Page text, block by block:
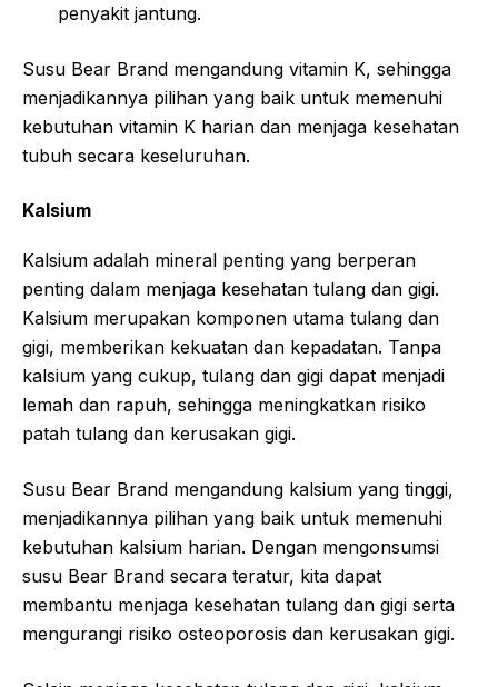
penyakit jantung.
Susu Bear Brand mengandung vitamin K, sehingga
menjadikannya pilihan yang baik untuk memenuhi
kebutuhan vitamin K harian dan menjaga kesehatan
tubuh secara keseluruhan.
Kalsium
Kalsium adalah mineral penting yang berperan
penting dalam menjaga kesehatan tulang dan gigi.
Kalsium merupakan komponen utama tulang dan
gigi, memberikan kekuatan dan kepadatan. Tanpa
kalsium yang cukup, tulang dan gigi dapat menjadi
lemah dan rapuh, sehingga meningkatkan risiko
patah tulang dan kerusakan gigi.
Susu Bear Brand mengandung kalsium yang tinggi,
menjadikannya pilihan yang baik untuk memenuhi
kebutuhan kalsium harian. Dengan mengonsumsi
susu Bear Brand secara teratur, kita dapat
membantu menjaga kesehatan tulang dan gigi serta
mengurangi risiko osteoporosis dan kerusakan gigi.